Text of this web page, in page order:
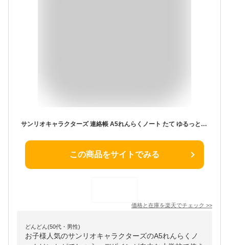
サンリオキャラクターズ 連絡帳 A5れんらくノート たて ゆるっと 新入学 サンリオ カミオジャパン 新学期準備文具 縦書き キャラクター グッズ メール便可 シネマコレクション
この商品をサイトでみる
価格と在庫を楽天でチェック >>
どんどん(50代・男性)
お子様人気のサンリオキャラクターズのA5れんらくノ